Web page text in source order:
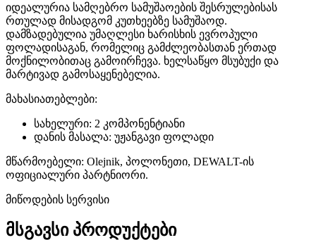
იდეალურია სამღებრო სამუშაოების შესრულებისას
რთულად მისადგომ კუთხეებზე სამუშაოდ.
დამზადებულია უმაღლესი ხარისხის ევროპული
ფოლადისაგან, რომელიც გამძლეობასთან ერთად
მოქნილობითაც გამოირჩევა. ხელსაწყო მსუბუქი და
მარტივად გამოსაყენებელია.
მახასიათებლები:
სახელური: 2 კომპონენტიანი
დანის მასალა: უჟანგავი ფოლადი
მწარმოებელი: Olejnik, პოლონეთი, DEWALT-ის
ოფიციალური პარტნიორი.
მიწოდების სერვისი
მსგავსი პროდუქტები